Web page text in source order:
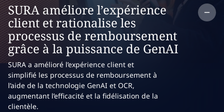
SURA améliore l’expérience
client et rationalise les
processus de remboursement
grâce à la puissance de GenAI
SURA a amélioré l’expérience client et
simplifié les processus de remboursement à
l’aide de la technologie GenAI et OCR,
augmentant l’efficacité et la fidélisation de la
clientèle.